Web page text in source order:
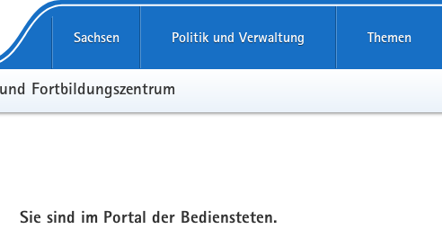
Sachsen Politik und Verwaltung Themen
Fortbildungszentrum
Sie sind im Portal der Bediensteten.